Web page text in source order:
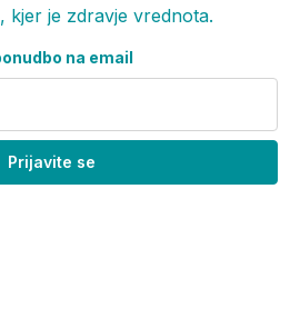
kjer je zdravje vrednota.
na email
Prijavite se